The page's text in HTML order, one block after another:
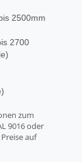
2500mm
2700
zum
9016 oder
auf